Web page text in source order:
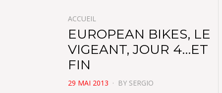
ACCUEIL
EUROPEAN BIKES, LE
VIGEANT, JOUR 4…ET
FIN
POSTED
29 MAI 2013 BY SERGIO